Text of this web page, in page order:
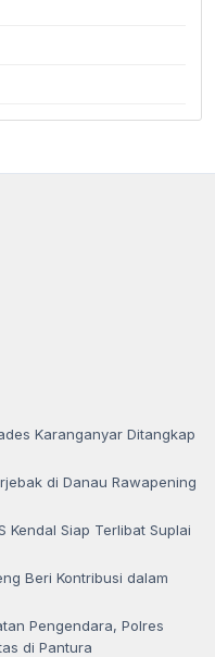
Karanganyar Ditangkap
di Danau Rawapening
Kendal Siap Terlibat Suplai
Beri Kontribusi dalam
Pengendara, Polres
di Pantura